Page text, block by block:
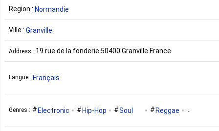
Region : Normandie
Ville : Granville
Address : 19 rue de la fonderie 50400 Granville France
Langue : Français
Genres : Electronic Hip-Hop Soul Reggae